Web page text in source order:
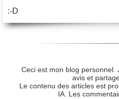
:-D
Ceci est mon blog personnel.
avis et
Le contenu des articles est
IA. Les